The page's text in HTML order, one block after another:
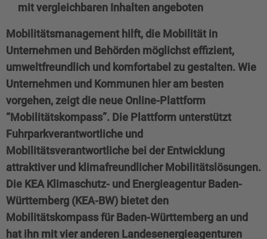
mit vergleichbaren Inhalten angeboten
Mobilitätsmanagement hilft, die Mobilität in
Unternehmen und Behörden möglichst effizient,
umweltfreundlich und komfortabel zu gestalten. Wie
Unternehmen und Kommunen hier am besten
vorgehen, zeigt die neue Online-Plattform
“Mobilitätskompass”. Die Plattform unterstützt
Fuhrparkverantwortliche und
Mobilitätsverantwortliche bei der Entwicklung
attraktiver und klimafreundlicher Mobilitätslösungen.
Die KEA Klimaschutz- und Energieagentur Baden-
Württemberg (KEA-BW) bietet den
Mobilitätskompass für Baden-Württemberg an und
hat ihn mit vier anderen Landesenergieagenturen